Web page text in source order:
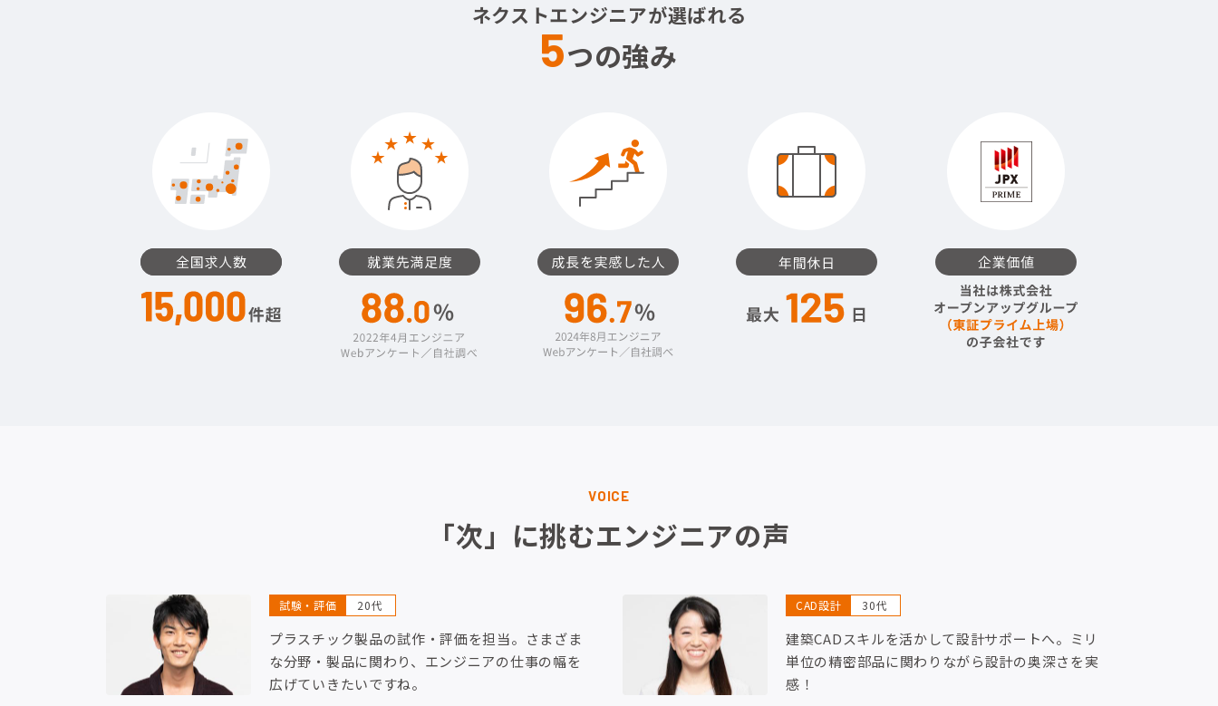
ネクストエンジニアが選ばれる
5つの強み
VOICE
「次」に挑むエンジニアの声
試験・評価 20代
プラスチック製品の試作・評価を担当。さまざま
な分野・製品に関わり、エンジニアの仕事の幅を
広げていきたいですね。
CAD設計 30代
建築CADスキルを活かして設計サポートへ。ミリ
単位の精密部品に関わりながら設計の奥深さを実
感！